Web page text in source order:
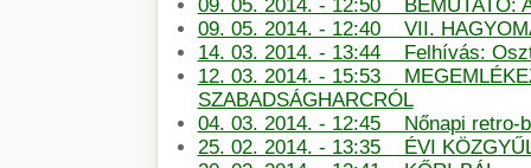
09. 05. 2014. - 12:50 BEMUTATÓ:
09. 05. 2014. - 12:40 VII.
14. 03. 2014. - 13:44 Felhívás:
12. 03. 2014. - 15:53
SZABADSÁGHARCRÓL
04. 03. 2014. - 12:45 Nőnapi retro-
25. 02. 2014. - 13:35 ÉVI